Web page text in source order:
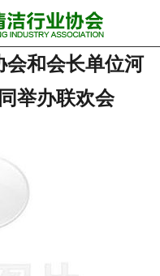
网站首页
协会动态
行业资讯
会和会长单位河
举办联欢会